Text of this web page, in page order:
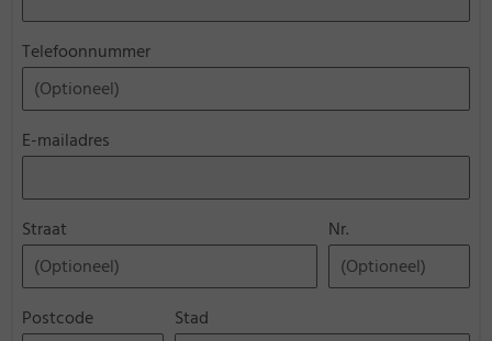
Telefoonnummer
E-mailadres
Straat Nr.
Postcode Stad